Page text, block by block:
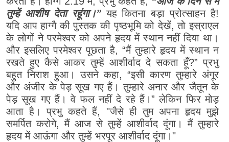
तुम्हें आशीष देता रहूंगा।”यह कितना बड़ा प्रोत्साहन है!
यदि आप हाग्गै की पुस्तक की पृष्ठभूमि को देखें, तो इस्राएल
के लोगों ने परमेश्वर को अपने हृदय में स्थान नहीं दिया था।
और इसलिए परमेश्वर पूछता है, “मैं तुम्हारे हृदय में स्थान न
रखते हुए कैसे आकर तुम्हें आशीर्वाद दे सकता हूँ?” प्रभु
बहुत निराश हुआ। उसने कहा, “इसी कारण तुम्हारे अंगूर
और अंजीर के पेड़ सूख गए हैं। तुम्हारे अनार और जैतून के
पेड़ सूख गए हैं। वे फल नहीं दे रहे हैं।” लेकिन फिर मोड़
आता है। प्रभु कहते हैं, "जैसे ही तुम अपना हृदय मुझे
समर्पित करोगे, मैं आज से तुम्हें आशीर्वाद दूंगा। मैं तुम्हारे
हृदय में आऊंगा और तुम्हें भरपूर आशीर्वाद दूंगा।"